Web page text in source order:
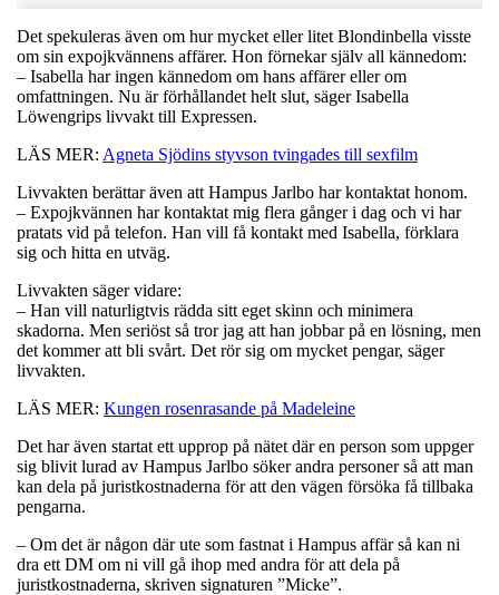
Det spekuleras även om hur mycket eller litet Blondinbella visste
om sin expojkvännens affärer. Hon förnekar själv all kännedom:
– Isabella har ingen kännedom om hans affärer eller om
omfattningen. Nu är förhållandet helt slut, säger Isabella
Löwengrips livvakt till Expressen.
LÄS MER: Agneta Sjödins styvson tvingades till sexfilm
Livvakten berättar även att Hampus Jarlbo har kontaktat honom.
– Expojkvännen har kontaktat mig flera gånger i dag och vi har
pratats vid på telefon. Han vill få kontakt med Isabella, förklara
sig och hitta en utväg.
Livvakten säger vidare:
– Han vill naturligtvis rädda sitt eget skinn och minimera
skadorna. Men seriöst så tror jag att han jobbar på en lösning, men
det kommer att bli svårt. Det rör sig om mycket pengar, säger
livvakten.
LÄS MER: Kungen rosenrasande på Madeleine
Det har även startat ett upprop på nätet där en person som uppger
sig blivit lurad av Hampus Jarlbo söker andra personer så att man
kan dela på juristkostnaderna för att den vägen försöka få tillbaka
pengarna.
– Om det är någon där ute som fastnat i Hampus affär så kan ni
dra ett DM om ni vill gå ihop med andra för att dela på
juristkostnaderna, skriven signaturen ”Micke”.